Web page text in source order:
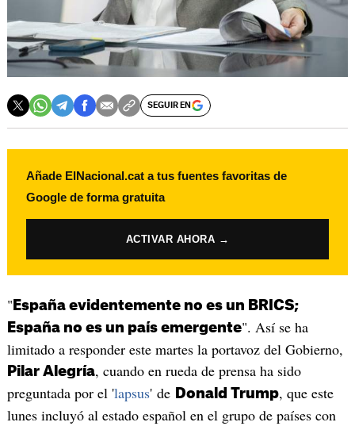
SEGUIR EN
Añade ElNacional.cat a tus fuentes favoritas de
Google de forma gratuita
ACTIVAR AHORA →
" España evidentemente no es un BRICS;
España no es un país emergente". Así se ha
limitado a responder este martes la portavoz del Gobierno,
Pilar Alegría, cuando en rueda de prensa ha sido
preguntada por el 'lapsus' de Donald Trump, que este
lunes incluyó al estado español en el grupo de países con